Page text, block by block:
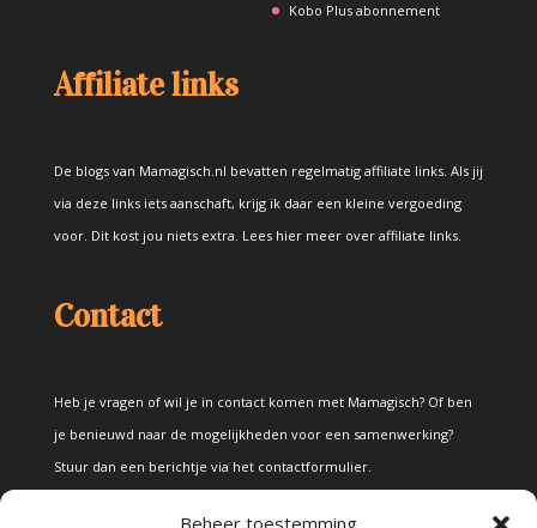
Beheer toestemming
Kobo Plus abonnement
Affiliate links
De blogs van Mamagisch.nl bevatten regelmatig affiliate links. Als jij
via deze links iets aanschaft, krijg ik daar een kleine vergoeding
voor. Dit kost jou niets extra. Lees hier meer over affiliate links.
Contact
Heb je vragen of wil je in contact komen met Mamagisch? Of ben
je benieuwd naar de mogelijkheden voor een samenwerking?
Stuur dan een berichtje via het contactformulier.